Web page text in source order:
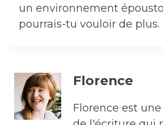
un environnement
pourrais-tu vouloir de plus.
Florence
Florence est